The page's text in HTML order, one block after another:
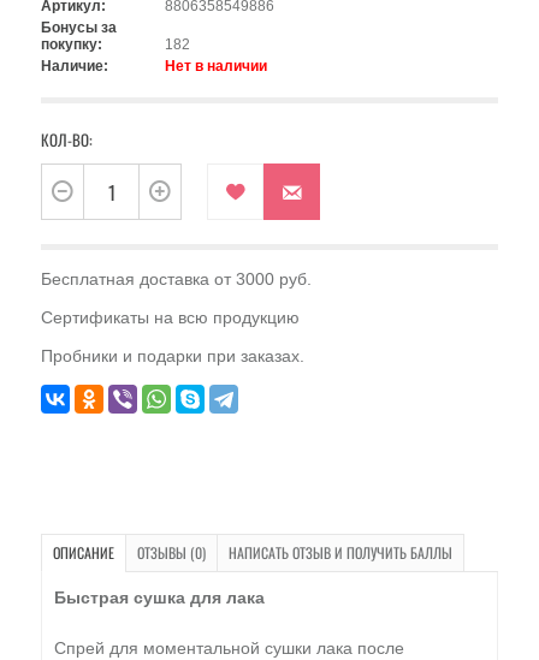
Артикул:
8806358549886
Бонусы за
покупку:
182
Наличие:
Нет в наличии
КОЛ-ВО:
Бесплатная доставка от 3000 руб.
Сертификаты на всю продукцию
Пробники и подарки при заказах.
ОПИСАНИЕ ОТЗЫВЫ (0) НАПИСАТЬ ОТЗЫВ И ПОЛУЧИТЬ БАЛЛЫ
Быстрая сушка для лака
Спрей для моментальной сушки лака после